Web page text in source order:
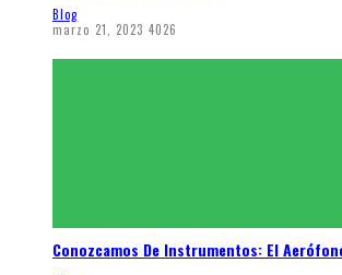
Blog
marzo 21, 2023 4026
Conozcamos De Instrumentos: El